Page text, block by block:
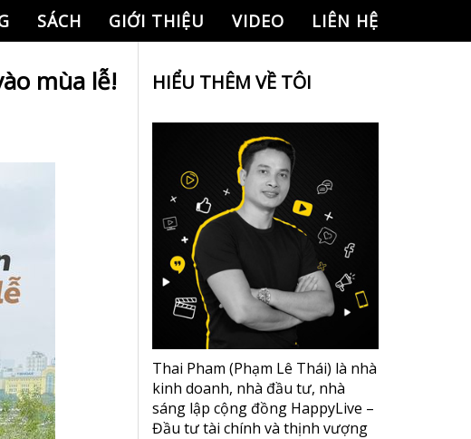
SÁCH GIỚI THIỆU VIDEO LIÊN HỆ
mùa lễ! HIỂU THÊM VỀ TÔI
Thai Pham (Phạm Lê Thái) là nhà
kinh doanh, nhà đầu tư, nhà
sáng lập cộng đồng HappyLive –
Đầu tư tài chính và thịnh vượng